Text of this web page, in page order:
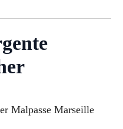
Malpasse Marseille